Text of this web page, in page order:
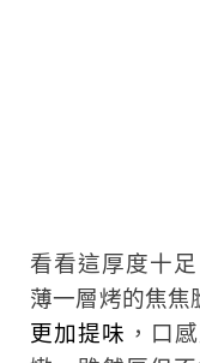
看看這厚度十
薄一層烤的焦焦
更加提味 ，口